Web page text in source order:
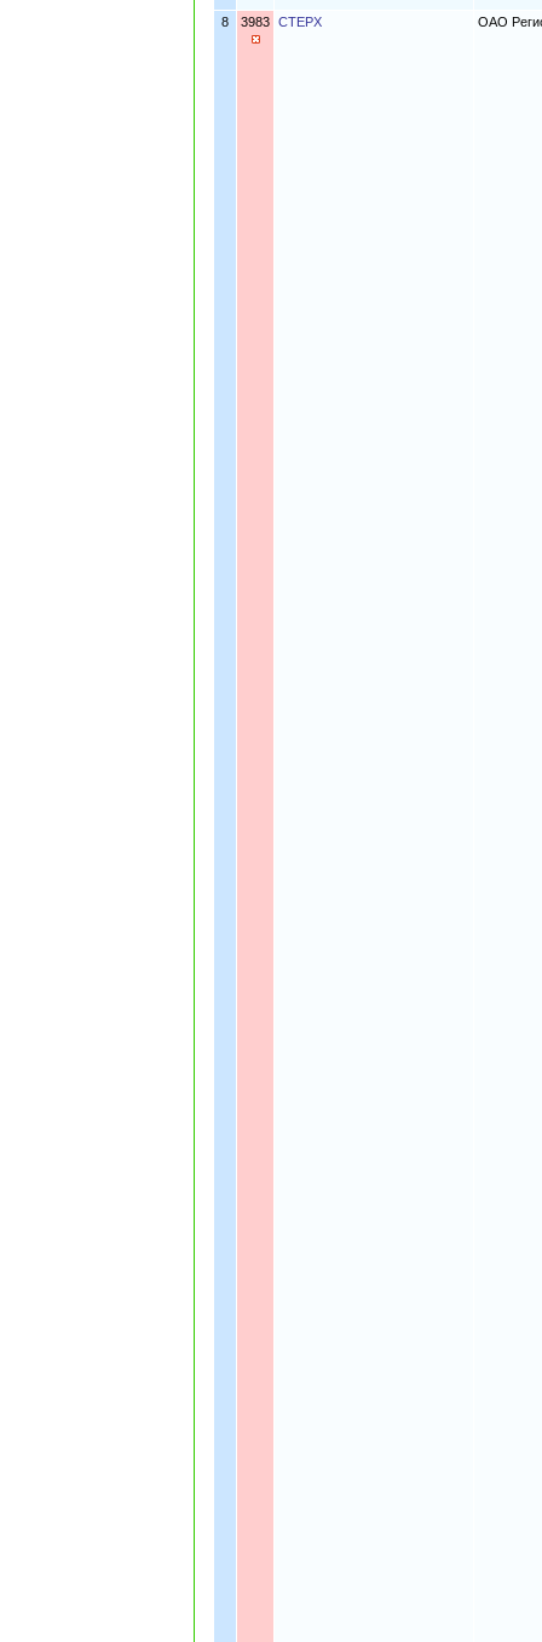
8 3983 СТЕРХ ОАО